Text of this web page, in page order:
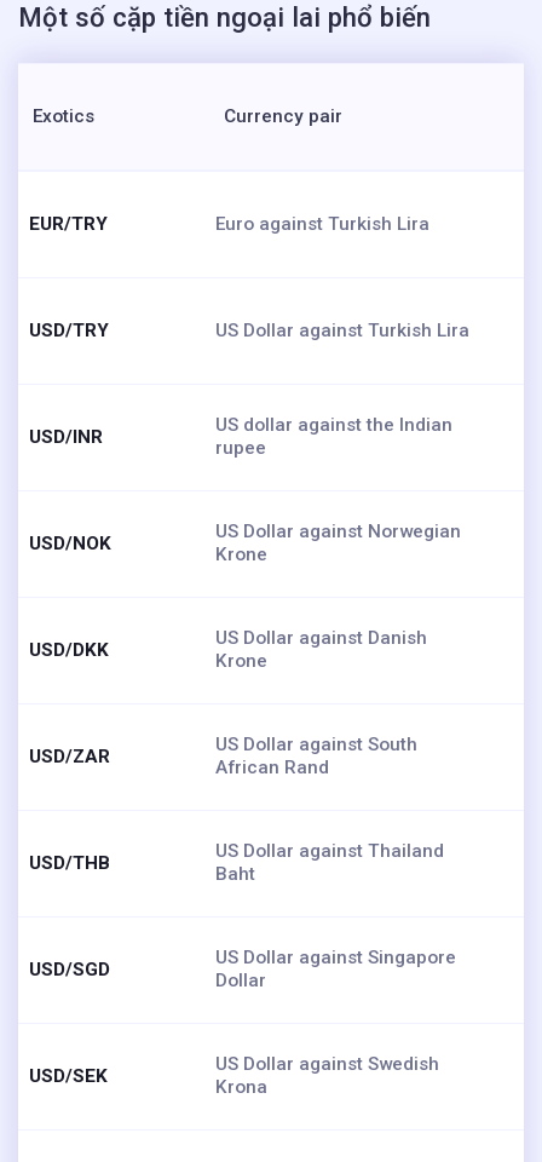
Một số cặp tiền ngoại lai phổ biến
Exotics Currency pair
EUR/TRY Euro against Turkish Lira
USD/TRY US Dollar against Turkish Lira
USD/INR
US dollar against the Indian
rupee
USD/NOK
US Dollar against Norwegian
Krone
USD/DKK
US Dollar against Danish
Krone
USD/ZAR
US Dollar against South
African Rand
USD/THB
US Dollar against Thailand
Baht
USD/SGD
US Dollar against Singapore
Dollar
USD/SEK
US Dollar against Swedish
Krona